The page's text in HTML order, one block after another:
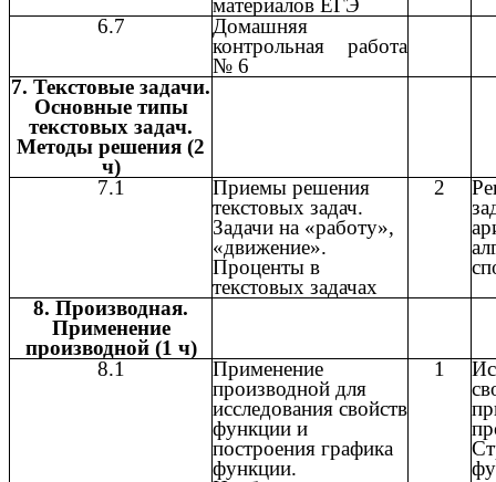
материалов ЕГЭ
6.7
Домашняя
контрольная работа
№ 6
7. Текстовые задачи.
Основные типы
текстовых задач.
Методы решения (2
ч)
7.1
Приемы решения
текстовых задач.
Задачи на «работу»,
«движение».
Проценты в
текстовых задачах
2
8. Производная.
Применение
производной (1 ч)
8.1
Применение
производной для
исследования свойств
функции и
построения графика
функции.
1